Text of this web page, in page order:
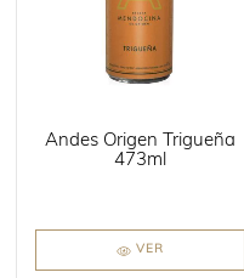
Andes Origen Trigueña
473ml
VER